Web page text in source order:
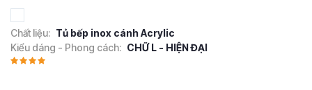
Chất liệu: Tủ bếp inox cánh Acrylic
Kiểu dáng - Phong cách: CHỮ L - HIỆN ĐẠI